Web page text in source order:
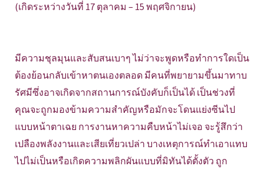
(เกิดระหว่างวันที่ 17 ตุลาคม – 15 พฤศจิกายน)
มีความชุลมุนและสับสนเบาๆ ไม่ว่าจะพูดหรือทำการใดเป็น
ต้องย้อนกลับเข้าหาตนเองตลอด มีคนที่พยายามขึ้นมาทาบ
รัศมีซึ่งอาจเกิดจากสถานการณ์บังคับก็เป็นได้ เป็นช่วงที่
คุณจะถูกมองข้ามความสำคัญหรือมักจะโดนแย่งซีนไป
แบบหน้าตาเฉย การงานหาความคืบหน้าไม่เจอ จะรู้สึกว่า
เปลืองพลังงานและเสียเที่ยวเปล่า บางเหตุการณ์ทำเอาแทบ
ไปไม่เป็นหรือเกิดความพลิกผันแบบที่มิทันได้ตั้งตัว ถูก